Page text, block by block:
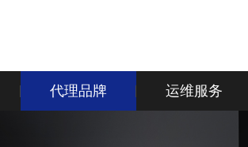
代理品牌 运维服务